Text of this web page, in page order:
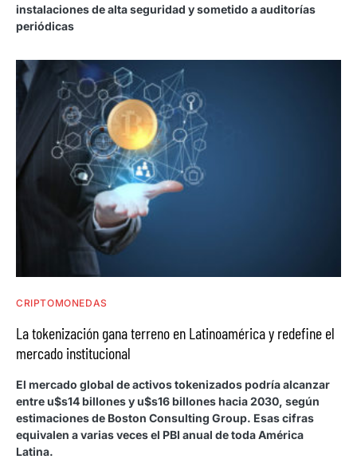
instalaciones de alta seguridad y sometido a auditorías
periódicas
CRIPTOMONEDAS
La tokenización gana terreno en Latinoamérica y redefine el
mercado institucional
El mercado global de activos tokenizados podría alcanzar
entre u$s14 billones y u$s16 billones hacia 2030, según
estimaciones de Boston Consulting Group. Esas cifras
equivalen a varias veces el PBI anual de toda América
Latina.